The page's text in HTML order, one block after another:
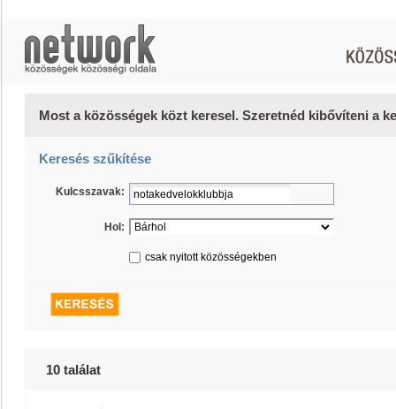
Most a közösségek közt keresel. Szeretnéd kibővíteni a
Keresés szűkítése
Kulcsszavak:
Hol:
csak nyitott közösségekben
10 találat